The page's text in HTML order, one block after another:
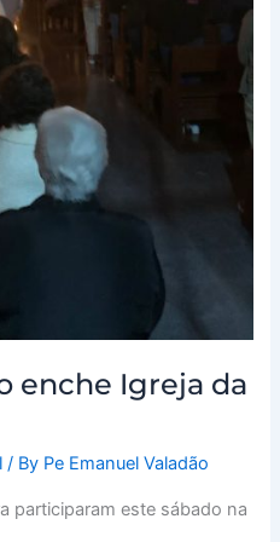
enche Igreja da
/ By Pe Emanuel Valadão
participaram este sábado na